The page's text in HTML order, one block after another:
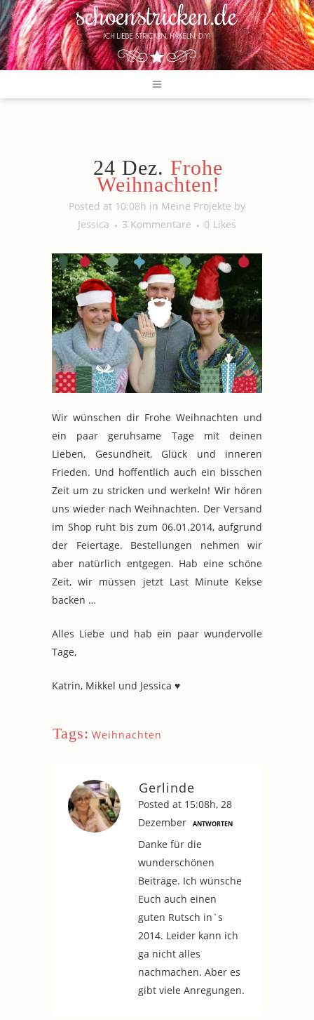
24 Dez. Frohe
Weihnachten!
Posted at 10:08h in Meine Projekte by
Jessica
3 Kommentare 0 Likes
Wir wünschen dir Frohe Weihnachten und
ein paar geruhsame Tage mit deinen
Lieben, Gesundheit, Glück und inneren
Frieden. Und hoffentlich auch ein bisschen
Zeit um zu stricken und werkeln! Wir hören
uns wieder nach Weihnachten. Der Versand
im Shop ruht bis zum 06.01.2014, aufgrund
der Feiertage. Bestellungen nehmen wir
aber natürlich entgegen. Hab eine schöne
Zeit, wir müssen jetzt Last Minute Kekse
backen …
Alles Liebe und hab ein paar wundervolle
Tage,
Katrin, Mikkel und Jessica ♥
Tags: Weihnachten
Gerlinde
Posted at 15:08h, 28
Dezember
ANTWORTEN
Danke für die
wunderschönen
Beiträge. Ich wünsche
Euch auch einen
guten Rutsch in`s
2014. Leider kann ich
ga nicht alles
nachmachen. Aber es
gibt viele Anregungen.